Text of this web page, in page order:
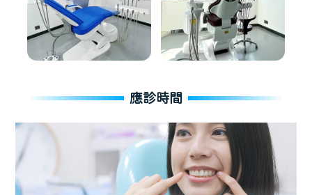
應診時間